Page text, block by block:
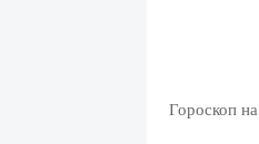
Гороскоп